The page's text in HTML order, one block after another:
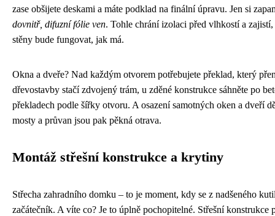
zase obšijete deskami a máte podklad na finální úpravu. Jen si
dovnitř, difuzní fólie ven. Tohle chrání izolaci před vlhkostí a zajistí,
stěny bude fungovat, jak má.
Okna a dveře? Nad každým otvorem potřebujete překlad, který
dřevostavby stačí zdvojený trám, u zděné konstrukce sáhněte po
překladech podle šířky otvoru. A osazení samotných oken a dveří
mosty a průvan jsou pak pěkná otrava.
Montáž střešní konstrukce a krytiny
Střecha zahradního domku – to je moment, kdy se z nadšeného
začátečník. A víte co? Je to úplně pochopitelné. Střešní konstrukce